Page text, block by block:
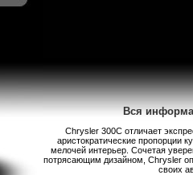
Вся
Chrysler 300С отличает
аристократические пропорции
мелочей интерьер. Сочетая
потрясающим дизайном, Chrysler
своих